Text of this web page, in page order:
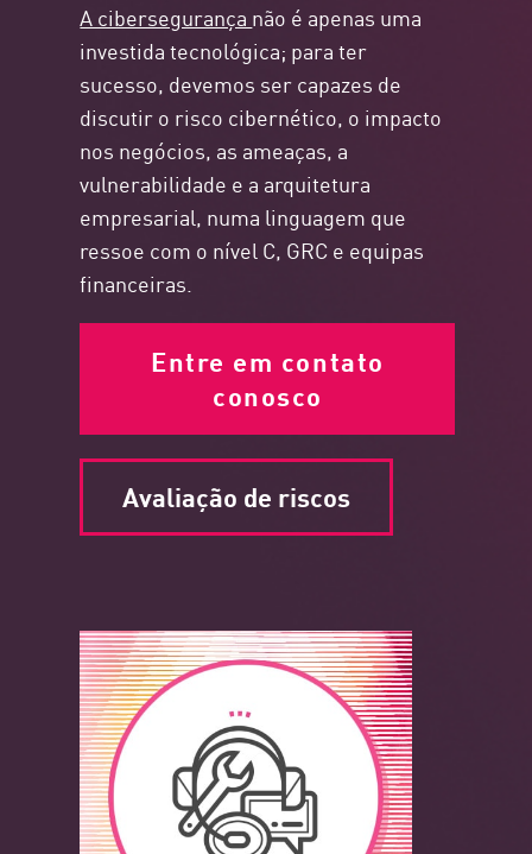
A cibersegurança não é apenas uma
investida tecnológica; para ter
sucesso, devemos ser capazes de
discutir o risco cibernético, o impacto
nos negócios, as ameaças, a
vulnerabilidade e a arquitetura
empresarial, numa linguagem que
ressoe com o nível C, GRC e equipas
financeiras.
Entre em contato
conosco
Avaliação de riscos